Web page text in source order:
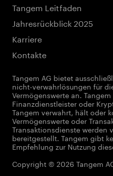
Tangem Leitfaden
Jahresrückblick 2025
Karriere
Kontakte
Tangem AG bietet
nicht-verwahrlösungen für
Vermögenswerte an.
Finanzdienstleister oder
Tangem verwahrt, hält oder
Vermögenswerte oder
Transaktionsdienste werden
bereitgestellt. Tangem gibt
Empfehlung zur Nutzung